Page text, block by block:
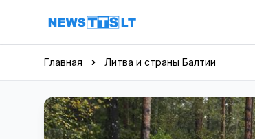
Перейти к содержимому
Главная Литва и страны Балтии